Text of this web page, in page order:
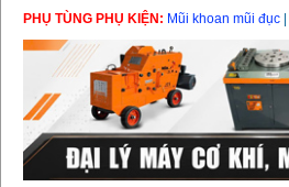
PHỤ TÙNG PHỤ KIỆN: Mũi khoan mũi đục